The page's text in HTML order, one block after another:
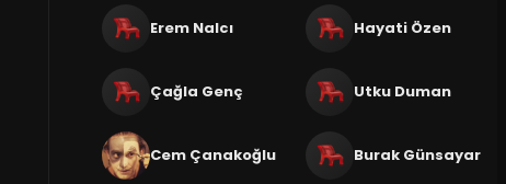
Erem Nalcı Hayati Özen
Çağla Genç Utku Duman
Cem Çanakoğlu Burak Günsayar